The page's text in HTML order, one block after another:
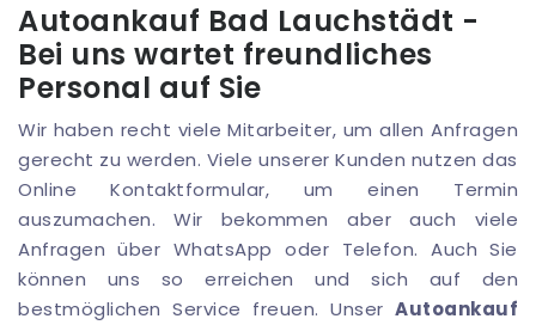
Autoankauf Bad Lauchstädt -
Bei uns wartet freundliches
Personal auf Sie
Wir haben recht viele Mitarbeiter, um allen Anfragen
gerecht zu werden. Viele unserer Kunden nutzen das
Online Kontaktformular, um einen Termin
auszumachen. Wir bekommen aber auch viele
Anfragen über WhatsApp oder Telefon. Auch Sie
können uns so erreichen und sich auf den
bestmöglichen Service freuen. Unser Autoankauf